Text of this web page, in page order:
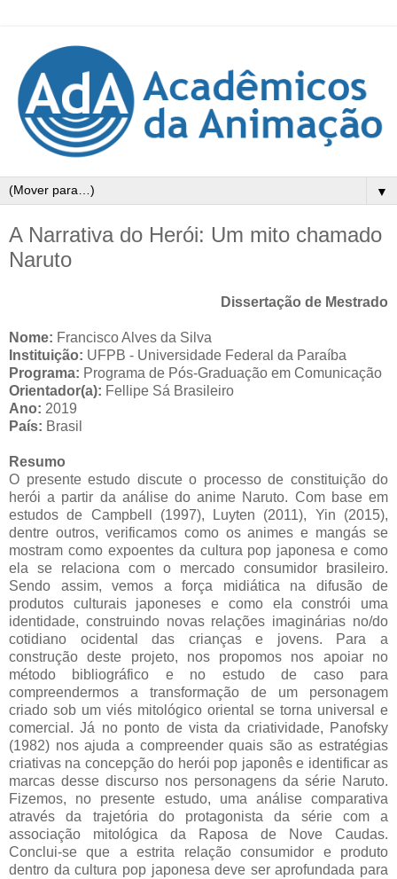
▼
A Narrativa do Herói: Um mito chamado
Naruto
Dissertação de Mestrado
Nome: Francisco Alves da Silva
Instituição: UFPB - Universidade Federal da Paraíba
Programa: Programa de Pós-Graduação em Comunicação
Orientador(a): Fellipe Sá Brasileiro
Ano: 2019
País: Brasil
Resumo
O presente estudo discute o processo de constituição do
herói a partir da análise do anime Naruto. Com base em
estudos de Campbell (1997), Luyten (2011), Yin (2015),
dentre outros, verificamos como os animes e mangás se
mostram como expoentes da cultura pop japonesa e como
ela se relaciona com o mercado consumidor brasileiro.
Sendo assim, vemos a força midiática na difusão de
produtos culturais japoneses e como ela constrói uma
identidade, construindo novas relações imaginárias no/do
cotidiano ocidental das crianças e jovens. Para a
construção deste projeto, nos propomos nos apoiar no
método bibliográfico e no estudo de caso para
compreendermos a transformação de um personagem
criado sob um viés mitológico oriental se torna universal e
comercial. Já no ponto de vista da criatividade, Panofsky
(1982) nos ajuda a compreender quais são as estratégias
criativas na concepção do herói pop japonês e identificar as
marcas desse discurso nos personagens da série Naruto.
Fizemos, no presente estudo, uma análise comparativa
através da trajetória do protagonista da série com a
associação mitológica da Raposa de Nove Caudas.
Conclui-se que a estrita relação consumidor e produto
dentro da cultura pop japonesa deve ser aprofundada para